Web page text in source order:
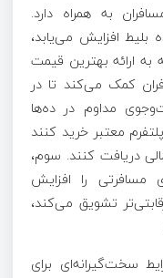
به همراه دارد.
بلیط افزایش می‌یابد،
به ارائه بهترین قیمت
کمک می‌کند تا در
مداوم در ده‌ها
معتبر خرید کنند
دریافت کنند. سوم،
را افزایش
تشویق می‌کند،
سخت‌گیرانه‌ای برای